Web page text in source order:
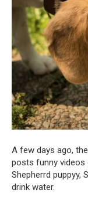
A few days ago,
posts funny videos
Shepherrd puppyy,
drink water.